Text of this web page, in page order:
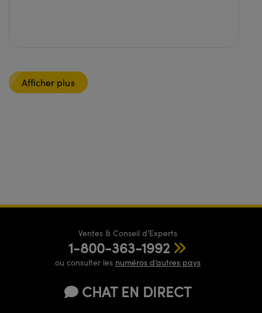
Afficher plus
Ventes & Conseil d’Experts
1-800-363-1992
ou consulter les numéros d’autres pays
CHAT EN DIRECT